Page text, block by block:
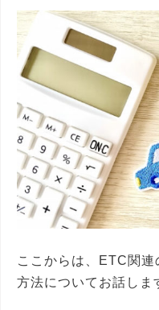
ここからは、ETC関連
方法についてお話しま